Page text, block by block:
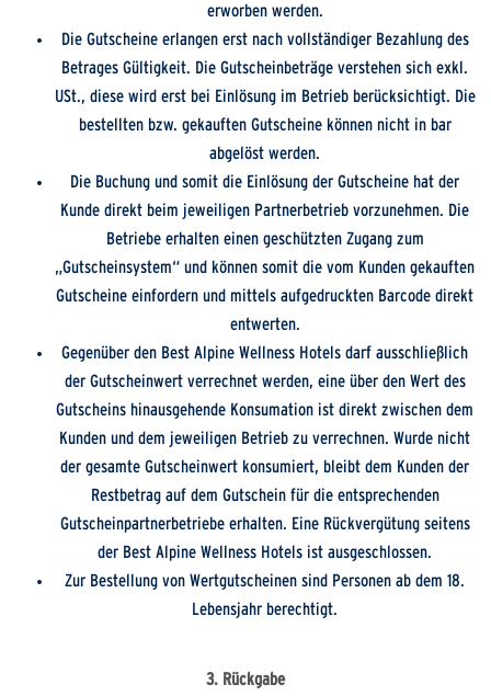
erworben werden.
Die Gutscheine erlangen erst nach vollständiger Bezahlung des
Betrages Gültigkeit. Die Gutscheinbeträge verstehen sich exkl.
USt., diese wird erst bei Einlösung im Betrieb berücksichtigt. Die
bestellten bzw. gekauften Gutscheine können nicht in bar
abgelöst werden.
Die Buchung und somit die Einlösung der Gutscheine hat der
Kunde direkt beim jeweiligen Partnerbetrieb vorzunehmen. Die
Betriebe erhalten einen geschützten Zugang zum
„Gutscheinsystem“ und können somit die vom Kunden gekauften
Gutscheine einfordern und mittels aufgedruckten Barcode direkt
entwerten.
Gegenüber den Best Alpine Wellness Hotels darf ausschließlich
der Gutscheinwert verrechnet werden, eine über den Wert des
Gutscheins hinausgehende Konsumation ist direkt zwischen dem
Kunden und dem jeweiligen Betrieb zu verrechnen. Wurde nicht
der gesamte Gutscheinwert konsumiert, bleibt dem Kunden der
Restbetrag auf dem Gutschein für die entsprechenden
Gutscheinpartnerbetriebe erhalten. Eine Rückvergütung seitens
der Best Alpine Wellness Hotels ist ausgeschlossen.
Zur Bestellung von Wertgutscheinen sind Personen ab dem 18.
Lebensjahr berechtigt.
3. Rückgabe